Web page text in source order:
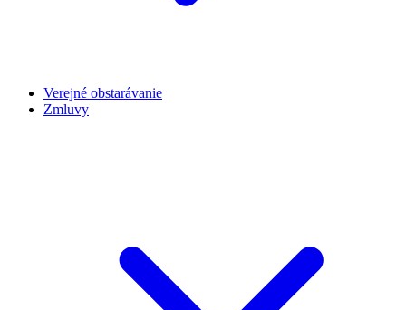
Verejné obstarávanie
Zmluvy